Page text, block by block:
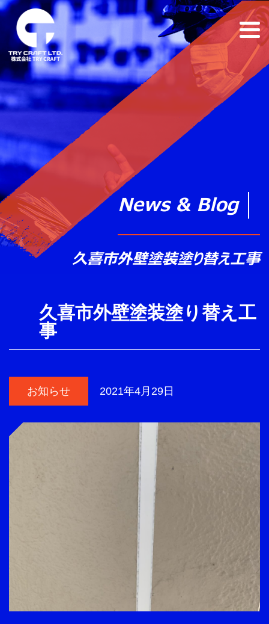
News & Blog
久喜市外壁塗装塗り替え工事
久喜市外壁塗装塗り替え工
事
お知らせ 2021年4月29日